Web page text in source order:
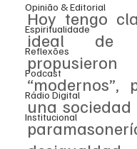
Opinião & Editorial
Espiritualidade
Reflexões
Podcast
Rádio Digital
Institucional
Hoy tengo
ideal de
una